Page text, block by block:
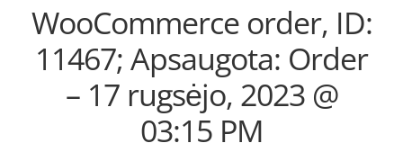
WooCommerce order, ID:
11467; Apsaugota: Order
– 17 rugsėjo, 2023 @
03:15 PM